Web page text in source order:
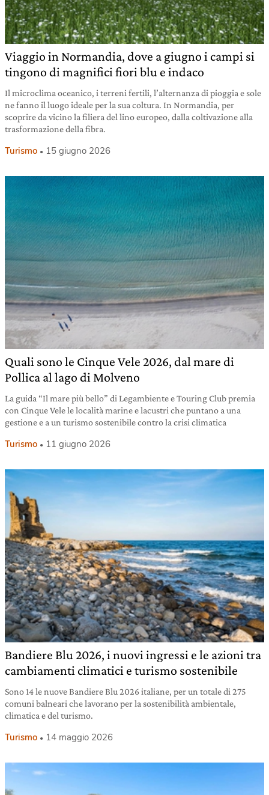
Viaggio in Normandia, dove a giugno i campi si
tingono di magnifici fiori blu e indaco
Il microclima oceanico, i terreni fertili, l’alternanza di pioggia e sole
ne fanno il luogo ideale per la sua coltura. In Normandia, per
scoprire da vicino la filiera del lino europeo, dalla coltivazione alla
trasformazione della fibra.
Turismo 15 giugno 2026
Quali sono le Cinque Vele 2026, dal mare di
Pollica al lago di Molveno
La guida “Il mare più bello” di Legambiente e Touring Club premia
con Cinque Vele le località marine e lacustri che puntano a una
gestione e a un turismo sostenibile contro la crisi climatica
Turismo 11 giugno 2026
Bandiere Blu 2026, i nuovi ingressi e le azioni tra
cambiamenti climatici e turismo sostenibile
Sono 14 le nuove Bandiere Blu 2026 italiane, per un totale di 275
comuni balneari che lavorano per la sostenibilità ambientale,
climatica e del turismo.
Turismo 14 maggio 2026